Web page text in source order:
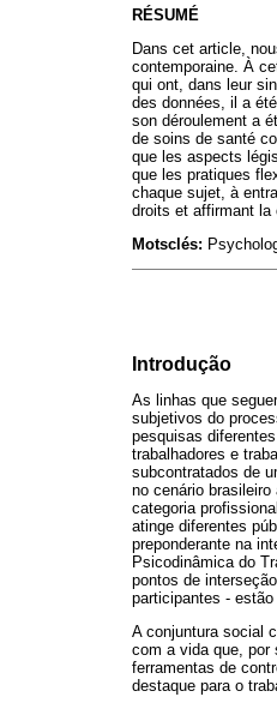
RÉSUMÉ
Dans cet article,
contemporaine. À
qui ont, dans leur
des données, il a
son déroulement a
de soins de santé
que les aspects
que les pratiques
chaque sujet, à
droits et affirmant la
Motsclés:
Introdução
As linhas que
subjetivos do
pesquisas
trabalhadores e
subcontratados de
no cenário
categoria
atinge diferentes
preponderante na
Psicodinâmica do
pontos de
participantes - estão
A conjuntura social
com a vida que, por
ferramentas de
destaque para o